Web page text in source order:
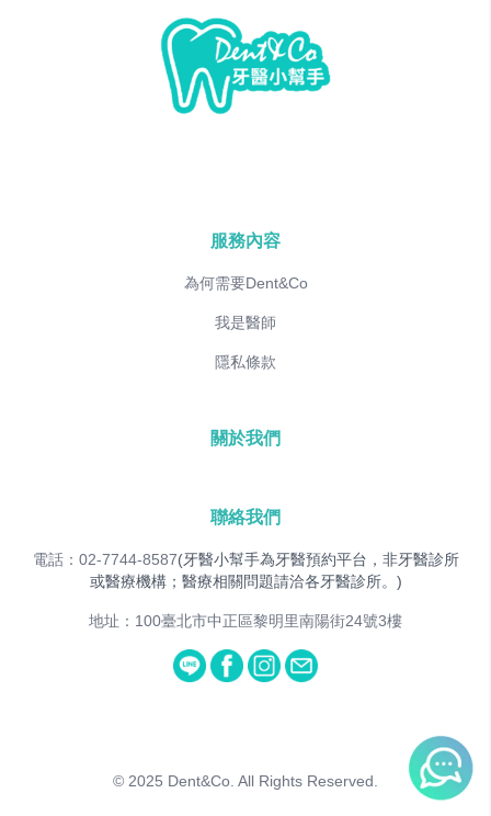
服務內容
為何需要Dent&Co
我是醫師
隱私條款
關於我們
聯絡我們
電話：02-7744-8587(牙醫小幫手為牙醫預約平台，非牙醫診所
或醫療機構；醫療相關問題請洽各牙醫診所。)
地址：100臺北市中正區黎明里南陽街24號3樓
© 2025 Dent&Co. All Rights Reserved.